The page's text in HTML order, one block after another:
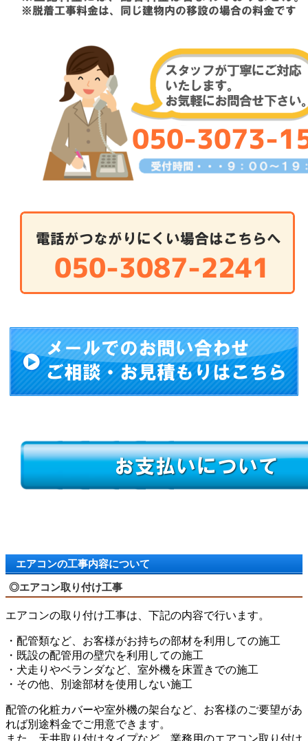
エアコンの工事内容について
◎エアコン取り付け工事
エアコンの取り付け工事は、下記の内容で行います。
・配管類など、お客様がお持ちの部材を利用しての施工
・既設の配管用の壁穴を利用しての施工
・犬走りやベランダなど、室外機を床置きでの施工
・その他、別途部材を使用しない施工
配管の化粧カバーや室外機の架台など、お客様のご要望があ
れば別途料金でご用意できます。
また、天井取り付けタイプなど、業務用のエアコン取り付け